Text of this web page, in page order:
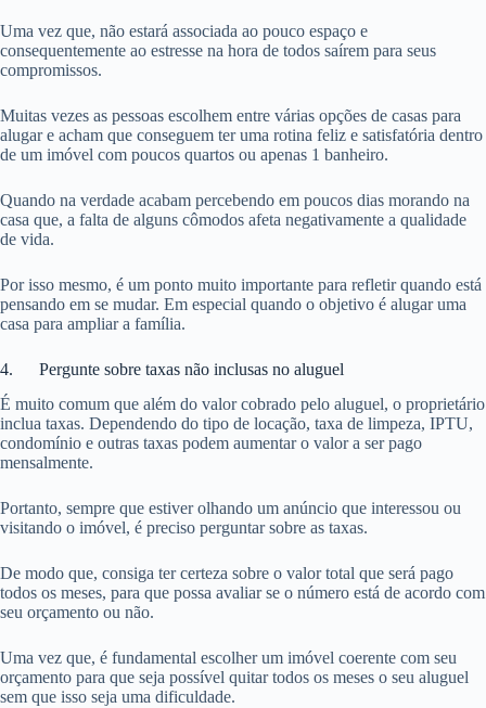
Uma vez que, não estará associada ao pouco espaço e
consequentemente ao estresse na hora de todos saírem para seus
compromissos.
Muitas vezes as pessoas escolhem entre várias opções de casas para
alugar e acham que conseguem ter uma rotina feliz e satisfatória dentro
de um imóvel com poucos quartos ou apenas 1 banheiro.
Quando na verdade acabam percebendo em poucos dias morando na
casa que, a falta de alguns cômodos afeta negativamente a qualidade
de vida.
Por isso mesmo, é um ponto muito importante para refletir quando está
pensando em se mudar. Em especial quando o objetivo é alugar uma
casa para ampliar a família.
4. Pergunte sobre taxas não inclusas no aluguel
É muito comum que além do valor cobrado pelo aluguel, o proprietário
inclua taxas. Dependendo do tipo de locação, taxa de limpeza, IPTU,
condomínio e outras taxas podem aumentar o valor a ser pago
mensalmente.
Portanto, sempre que estiver olhando um anúncio que interessou ou
visitando o imóvel, é preciso perguntar sobre as taxas.
De modo que, consiga ter certeza sobre o valor total que será pago
todos os meses, para que possa avaliar se o número está de acordo com
seu orçamento ou não.
Uma vez que, é fundamental escolher um imóvel coerente com seu
orçamento para que seja possível quitar todos os meses o seu aluguel
sem que isso seja uma dificuldade.